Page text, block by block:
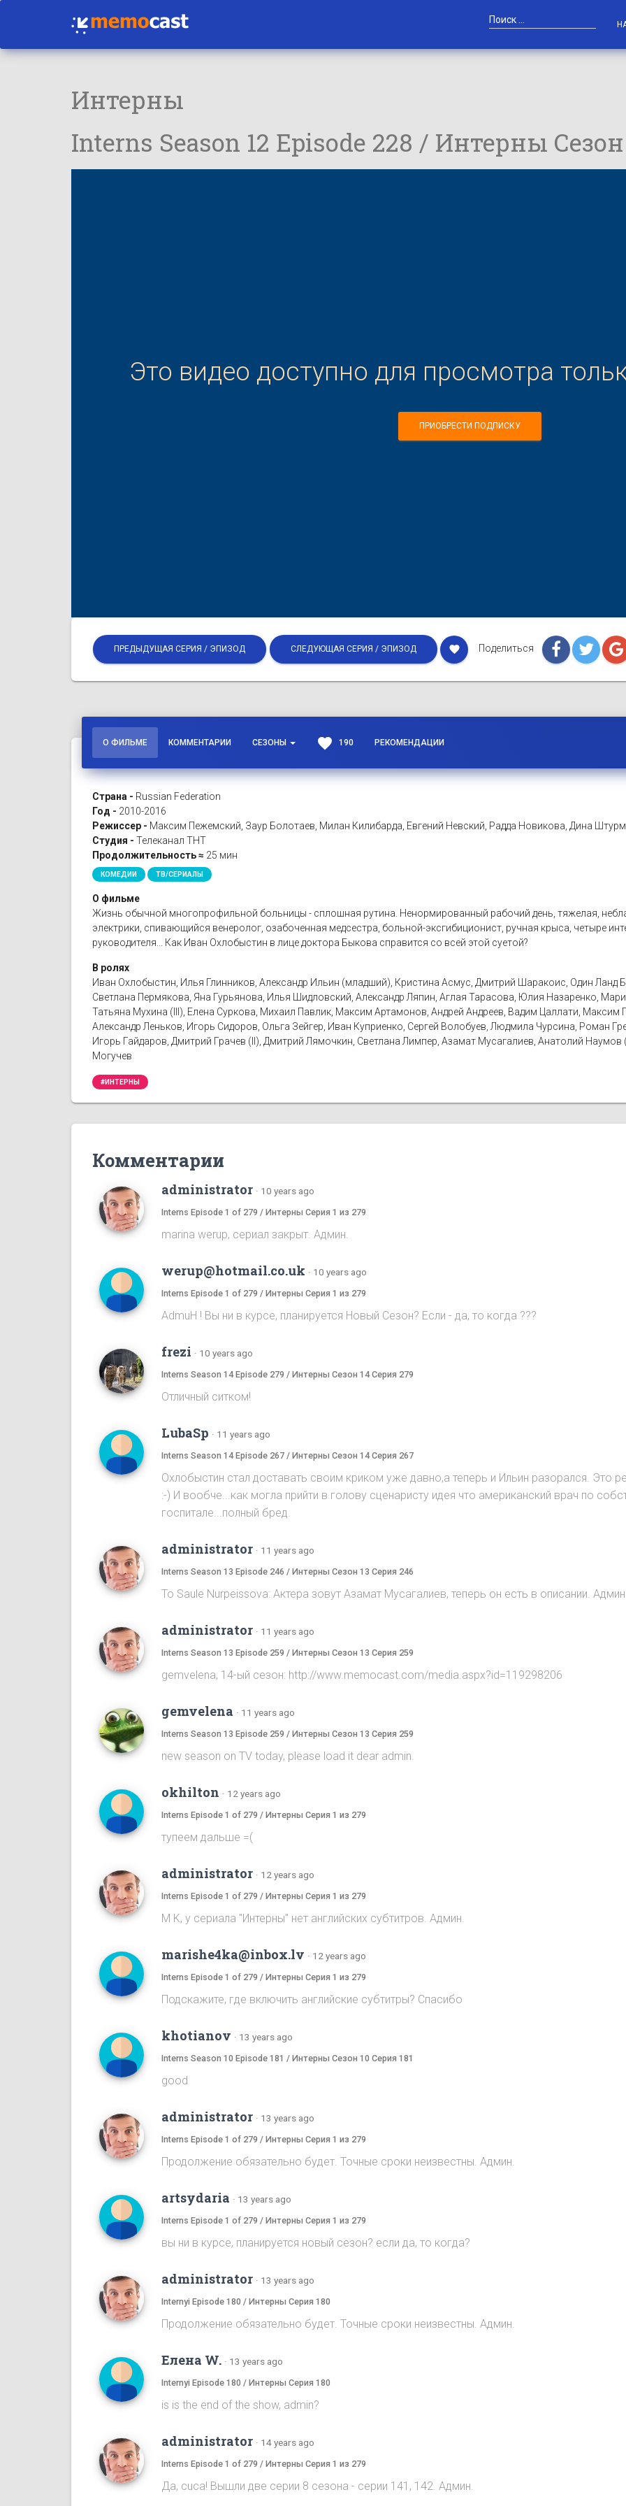
Интерны
Interns Season 12 Episode 228 / Интерны
Это видео доступно для просмотра
ПРИОБРЕСТИ ПОДПИСКУ
ПРЕДЫДУЩАЯ СЕРИЯ / ЭПИЗОД СЛЕДУЮЩАЯ СЕРИЯ / ЭПИЗОД favorite Поделиться
О ФИЛЬМЕ КОММЕНТАРИИ СЕЗОНЫ favorite 190 РЕКОМЕНДАЦИИ
Страна - Russian Federation
Год - 2010-2016
Режиссер - Максим Пежемский, Заур Болотаев, Милан Килибарда, Евгений Невский, Радда Новикова, Дина
Студия - Телеканал ТНТ
Продолжительность ≈ 25 мин
КОМЕДИИ ТВ/СЕРИАЛЫ
О фильме
Жизнь обычной многопрофильной больницы - сплошная рутина. Ненормированный рабочий день, тяжелая,
электрики, спивающийся венеролог, озабоченная медсестра, больной-эксгибиционист, ручная крыса, четыре
руководителя... Как Иван Охлобыстин в лице доктора Быкова справится со всей этой суетой?
В ролях
Иван Охлобыстин, Илья Глинников, Александр Ильин (младший), Кристина Асмус, Дмитрий Шаракоис, Один Ланд
Светлана Пермякова, Яна Гурьянова, Илья Шидловский, Александр Ляпин, Аглая Тарасова, Юлия Назаренко,
Татьяна Мухина (III), Елена Суркова, Михаил Павлик, Максим Артамонов, Андрей Андреев, Вадим Цаллати, Максим
Александр Леньков, Игорь Сидоров, Ольга Зейгер, Иван Куприенко, Сергей Волобуев, Людмила Чурсина, Роман
Игорь Гайдаров, Дмитрий Грачев (II), Дмитрий Лямочкин, Светлана Лимпер, Азамат Мусагалиев, Анатолий
Могучев
#ИНТЕРНЫ
Комментарии
administrator · 10 years ago
Interns Episode 1 of 279 / Интерны Серия 1 из 279
marina werup, сериал закрыт. Админ.
werup@hotmail.co.uk · 10 years ago
Interns Episode 1 of 279 / Интерны Серия 1 из 279
AdmuH ! Bы ни в курсе, планируется Hовый Cезон? Eсли - да, то когда ???
frezi · 10 years ago
Interns Season 14 Episode 279 / Интерны Сезон 14 Серия 279
Отличный ситком!
LubaSp · 11 years ago
Interns Season 14 Episode 267 / Интерны Сезон 14 Серия 267
Охлобыстин стал доставать своим криком уже давно,а теперь и Ильин разорался. Это
:-) И вообче...как могла прийти в голову сценаристу идея что американский врач по
госпитале...полный бред.
administrator · 11 years ago
Interns Season 13 Episode 246 / Интерны Сезон 13 Серия 246
To Saule Nurpeissova: Актера зовут Азамат Мусагалиев, теперь он есть в описании.
administrator · 11 years ago
Interns Season 13 Episode 259 / Интерны Сезон 13 Серия 259
gemvelena, 14-ый сезон: http://www.memocast.com/media.aspx?id=119298206
gemvelena · 11 years ago
Interns Season 13 Episode 259 / Интерны Сезон 13 Серия 259
new season on TV today, please load it dear admin.
okhilton · 12 years ago
Interns Episode 1 of 279 / Интерны Серия 1 из 279
тупеем дальше =(
administrator · 12 years ago
Interns Episode 1 of 279 / Интерны Серия 1 из 279
M K, у сериала "Интерны" нет английских субтитров. Админ.
marishe4ka@inbox.lv · 12 years ago
Interns Episode 1 of 279 / Интерны Серия 1 из 279
Подскажите, где включить английские субтитры? Спасибо
khotianov · 13 years ago
Interns Season 10 Episode 181 / Интерны Сезон 10 Серия 181
good
administrator · 13 years ago
Interns Episode 1 of 279 / Интерны Серия 1 из 279
Продолжение обязательно будет. Точные сроки неизвестны. Админ.
artsydaria · 13 years ago
Interns Episode 1 of 279 / Интерны Серия 1 из 279
вы ни в курсе, планируется новый сезон? если да, то когда?
administrator · 13 years ago
Internyi Episode 180 / Интерны Серия 180
Продолжение обязательно будет. Точные сроки неизвестны. Админ.
Елена W. · 13 years ago
Internyi Episode 180 / Интерны Серия 180
is is the end of the show, admin?
administrator · 14 years ago
Interns Episode 1 of 279 / Интерны Серия 1 из 279
Да, cuca! Вышли две серии 8 сезона - серии 141, 142. Админ.